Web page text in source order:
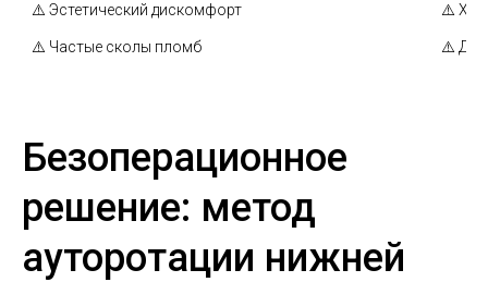
⚠️ Эстетический дискомфорт ⚠️
⚠️ Частые сколы пломб ⚠️
Безоперационное
решение: метод
ауторотации нижней